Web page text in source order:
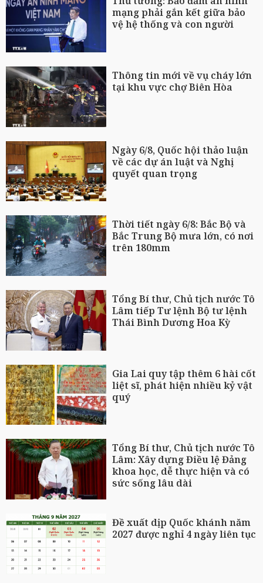
mạng phải gắn kết giữa bảo
vệ hệ thống và con người
Thông tin mới về vụ cháy lớn
tại khu vực chợ Biên Hòa
Ngày 6/8, Quốc hội thảo luận
về các dự án luật và Nghị
quyết quan trọng
Thời tiết ngày 6/8: Bắc Bộ và
Bắc Trung Bộ mưa lớn, có nơi
trên 180mm
Tổng Bí thư, Chủ tịch nước Tô
Lâm tiếp Tư lệnh Bộ tư lệnh
Thái Bình Dương Hoa Kỳ
Gia Lai quy tập thêm 6 hài cốt
liệt sĩ, phát hiện nhiều kỷ vật
quý
Tổng Bí thư, Chủ tịch nước Tô
Lâm: Xây dựng Điều lệ Đảng
khoa học, dễ thực hiện và có
sức sống lâu dài
Đề xuất dịp Quốc khánh năm
2027 được nghỉ 4 ngày liên tục